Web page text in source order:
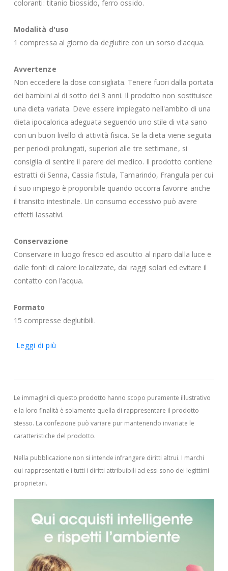
coloranti: titanio biossido, ferro ossido.
Modalità d'uso
1 compressa al giorno da deglutire con un sorso d'acqua.
Avvertenze
Non eccedere la dose consigliata. Tenere fuori dalla portata
dei bambini al di sotto dei 3 anni. Il prodotto non sostituisce
una dieta variata. Deve essere impiegato nell'ambito di una
dieta ipocalorica adeguata seguendo uno stile di vita sano
con un buon livello di attività fisica. Se la dieta viene seguita
per periodi prolungati, superiori alle tre settimane, si
consiglia di sentire il parere del medico. Il prodotto contiene
estratti di Senna, Cassia fistula, Tamarindo, Frangula per cui
il suo impiego è proponibile quando occorra favorire anche
il transito intestinale. Un consumo eccessivo può avere
effetti lassativi.
Conservazione
Conservare in luogo fresco ed asciutto al riparo dalla luce e
dalle fonti di calore localizzate, dai raggi solari ed evitare il
contatto con l'acqua.
Formato
15 compresse deglutibili.
Leggi di più
Le immagini di questo prodotto hanno scopo puramente illustrativo
e la loro finalità è solamente quella di rappresentare il prodotto
stesso. La confezione può variare pur mantenendo invariate le
caratteristiche del prodotto.
Nella pubblicazione non si intende infrangere diritti altrui. I marchi
qui rappresentati e i tutti i diritti attribuibili ad essi sono dei legittimi
proprietari.